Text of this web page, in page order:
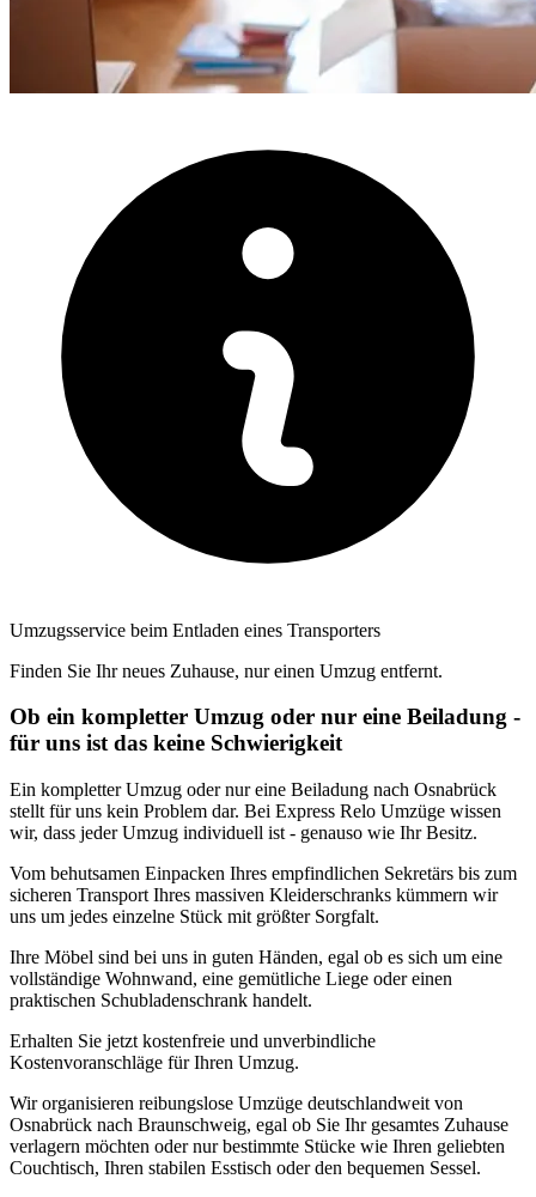
Umzugsservice beim Entladen eines Transporters
Finden Sie Ihr neues Zuhause, nur einen Umzug entfernt.
Ob ein kompletter Umzug oder nur eine Beiladung -
für uns ist das keine Schwierigkeit
Ein kompletter Umzug oder nur eine Beiladung nach Osnabrück
stellt für uns kein Problem dar. Bei Express Relo Umzüge wissen
wir, dass jeder Umzug individuell ist - genauso wie Ihr Besitz.
Vom behutsamen Einpacken Ihres empfindlichen Sekretärs bis zum
sicheren Transport Ihres massiven Kleiderschranks kümmern wir
uns um jedes einzelne Stück mit größter Sorgfalt.
Ihre Möbel sind bei uns in guten Händen, egal ob es sich um eine
vollständige Wohnwand, eine gemütliche Liege oder einen
praktischen Schubladenschrank handelt.
Erhalten Sie jetzt kostenfreie und unverbindliche
Kostenvoranschläge für Ihren Umzug.
Wir organisieren reibungslose Umzüge deutschlandweit von
Osnabrück nach Braunschweig, egal ob Sie Ihr gesamtes Zuhause
verlagern möchten oder nur bestimmte Stücke wie Ihren geliebten
Couchtisch, Ihren stabilen Esstisch oder den bequemen Sessel.